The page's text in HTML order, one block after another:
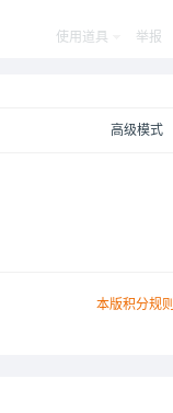
使用道具 举报
高级模式
本版积分规则